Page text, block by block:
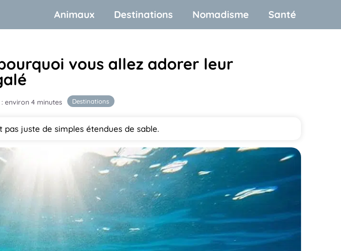
Animaux Destinations Nomadisme Santé
Destinations
vous allez adorer leur
environ 4 minutes
pas juste de simples étendues de sable.